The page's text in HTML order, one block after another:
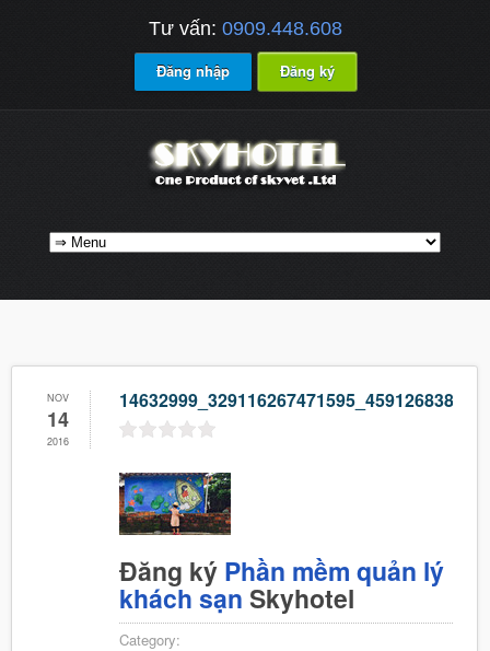
Tư vấn: 0909.448.608
Đăng nhập Đăng ký
NOV
14
2016
Đăng ký Phần mềm quản lý
khách sạn Skyhotel
Category: